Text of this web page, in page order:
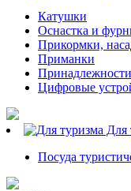
Катушки
Оснастка и
Прикормки,
Приманки
Принадлежности
Цифровые
Для
Посуда